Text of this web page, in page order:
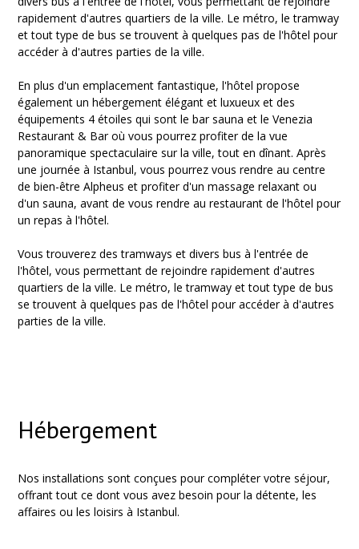
rapidement d'autres quartiers de la ville. Le métro, le tramway
et tout type de bus se trouvent à quelques pas de l'hôtel pour
accéder à d'autres parties de la ville.
En plus d'un emplacement fantastique, l'hôtel propose
également un hébergement élégant et luxueux et des
équipements 4 étoiles qui sont le bar sauna et le Venezia
Restaurant & Bar où vous pourrez profiter de la vue
panoramique spectaculaire sur la ville, tout en dînant. Après
une journée à Istanbul, vous pourrez vous rendre au centre
de bien-être Alpheus et profiter d'un massage relaxant ou
d'un sauna, avant de vous rendre au restaurant de l'hôtel pour
un repas à l'hôtel.
Vous trouverez des tramways et divers bus à l'entrée de
l'hôtel, vous permettant de rejoindre rapidement d'autres
quartiers de la ville. Le métro, le tramway et tout type de bus
se trouvent à quelques pas de l'hôtel pour accéder à d'autres
parties de la ville.
Hébergement
Nos installations sont conçues pour compléter votre séjour,
offrant tout ce dont vous avez besoin pour la détente, les
affaires ou les loisirs à Istanbul.